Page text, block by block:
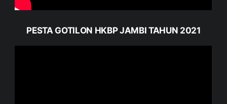
PESTA GOTILON HKBP JAMBI TAHUN 2021